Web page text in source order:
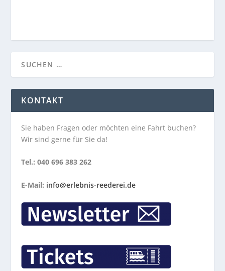
KONTAKT
Sie haben Fragen oder möchten eine Fahrt buchen?
Wir sind gerne für Sie da!
Tel.: 040 696 383 262
E-Mail: info@erlebnis-reederei.de